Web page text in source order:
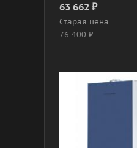
63 662 ₽
Старая цена
76 400₽